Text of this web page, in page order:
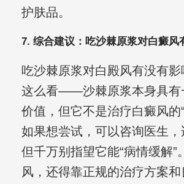
护肤品。
7. 综合建议：吃沙棘原浆对白癜风
吃沙棘原浆对白殿风有没有
这么看——沙棘原浆本身具有
价值，但它不是治疗白癜风的“
如果想尝试，可以咨询医生，
但千万别指望它能“病情缓解”
风，还得靠正规的治疗方案